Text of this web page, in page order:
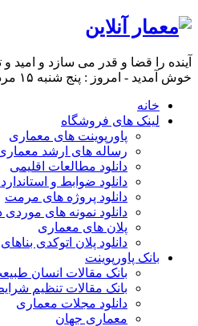
آینده را قضا و قدر می سازد و امید
خوش آمدید - امروز : پنج شنبه ۱۵ مرداد ۱۴۰۵
خانه
لینک های فروشگاه
پاورپوینت های معماری
رساله های ارشد
دانلود مطالعات اقلیمی
دانلود ضوابط و
دانلود پروژه های مرمت
دانلود نمونه های
پلان های معماری
دانلود پلان اتوکدی
بانک پاورپوینت
بانک مقالات انسان
بانک مقالات تنظیم
دانلود مجلات معماری
معماری جهان